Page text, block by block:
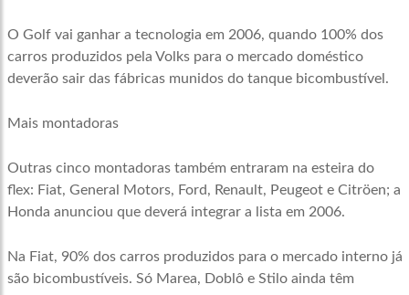
O Golf vai ganhar a tecnologia em 2006, quando 100% dos
carros produzidos pela Volks para o mercado doméstico
deverão sair das fábricas munidos do tanque bicombustível.
Mais montadoras
Outras cinco montadoras também entraram na esteira do
flex: Fiat, General Motors, Ford, Renault, Peugeot e Citröen; a
Honda anunciou que deverá integrar a lista em 2006.
Na Fiat, 90% dos carros produzidos para o mercado interno já
são bicombustíveis. Só Marea, Doblô e Stilo ainda têm